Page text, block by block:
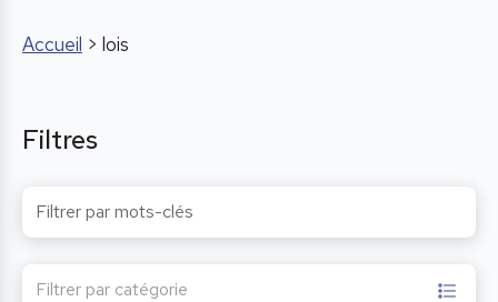
Accueil > lois
Filtres
Filtrer par catégorie